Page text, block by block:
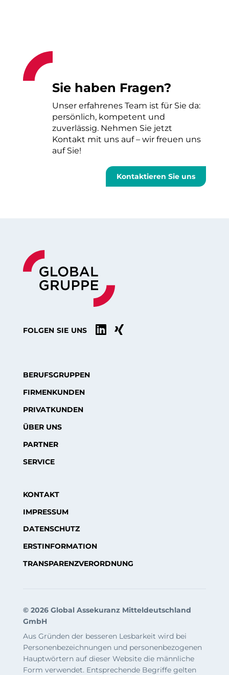
Sie haben Fragen?
Unser erfahrenes Team ist für Sie da:
persönlich, kompetent und
zuverlässig. Nehmen Sie jetzt
Kontakt mit uns auf – wir freuen uns
auf Sie!
Kontaktieren Sie uns
FOLGEN SIE UNS  
BERUFSGRUPPEN
FIRMENKUNDEN
PRIVATKUNDEN
ÜBER UNS
PARTNER
SERVICE
KONTAKT
IMPRESSUM
DATENSCHUTZ
ERSTINFORMATION
TRANSPARENZVERORDNUNG
© 2026 Global Assekuranz Mitteldeutschland
GmbH
Aus Gründen der besseren Lesbarkeit wird bei
Personenbezeichnungen und personenbezogenen
Hauptwörtern auf dieser Website die männliche
Form verwendet. Entsprechende Begriffe gelten